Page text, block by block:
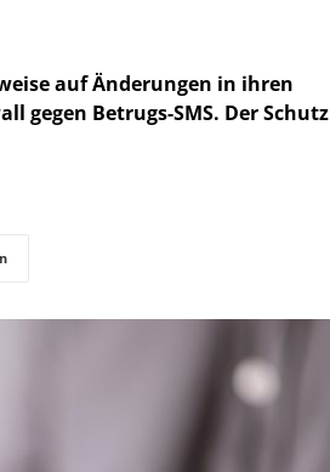
auf Änderungen in ihren
gegen Betrugs-SMS. Der Schutz